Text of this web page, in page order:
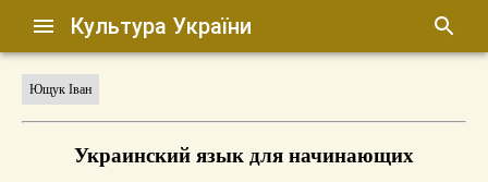
Культура України
Ющук Іван
Украинский язык для начинающих